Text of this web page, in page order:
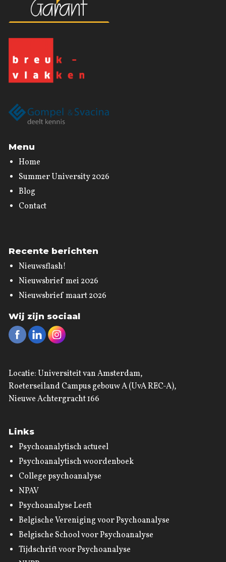
Menu
Home
Summer University 2026
Blog
Contact
Recente berichten
Nieuwsflash!
Nieuwsbrief mei 2026
Nieuwsbrief maart 2026
Wij zijn sociaal
Locatie: Universiteit van Amsterdam,
Roeterseiland Campus gebouw A (UvA REC-A),
Nieuwe Achtergracht 166
Links
Psychoanalytisch actueel
Psychoanalytisch woordenboek
College psychoanalyse
NPAV
Psychoanalyse Leeft
Belgische Vereniging voor Psychoanalyse
Belgische School voor Psychoanalyse
Tijdschrift voor Psychoanalyse